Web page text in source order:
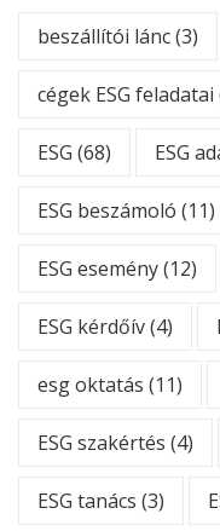
beszállítói lánc(3)
cégek ESG feladatai
ESG (68) ESG
ESG beszámoló (11)
ESG esemény(12)
ESG kérdőív(4)
esg oktatás (11)
ESG szakértés (4)
ESG tanács (3)